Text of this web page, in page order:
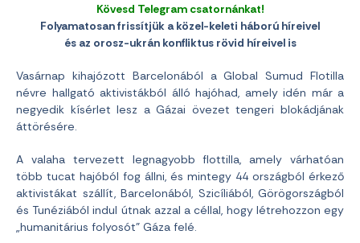
Kövesd Telegram csatornánkat!
Folyamatosan frissítjük a közel-keleti háború híreivel
és az orosz-ukrán konfliktus rövid híreivel is
Vasárnap kihajózott Barcelonából a Global Sumud Flotilla
névre hallgató aktivistákból álló hajóhad, amely idén már a
negyedik kísérlet lesz a Gázai övezet tengeri blokádjának
áttörésére.
A valaha tervezett legnagyobb flottilla, amely várhatóan
több tucat hajóból fog állni, és mintegy 44 országból érkező
aktivistákat szállít, Barcelonából, Szicíliából, Görögországból
és Tunéziából indul útnak azzal a céllal, hogy létrehozzon egy
„humanitárius folyosót” Gáza felé.